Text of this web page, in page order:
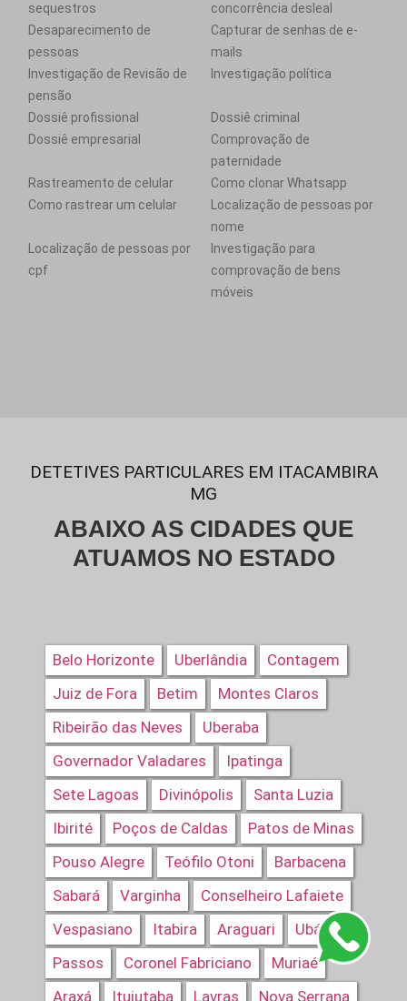
sequestros
concorrência desleal
Desaparecimento de
pessoas
Capturar de senhas de e-
mails
Investigação de Revisão de
pensão
Investigação política
Dossiê profissional
Dossiê criminal
Dossiê empresarial
Comprovação de
paternidade
Rastreamento de celular
Como clonar Whatsapp
Como rastrear um celular
Localização de pessoas por
nome
Localização de pessoas por
cpf
Investigação para
comprovação de bens
móveis
DETETIVES PARTICULARES EM ITACAMBIRA
MG
ABAIXO AS CIDADES QUE
ATUAMOS NO ESTADO
Belo Horizonte Uberlândia
Contagem
Juiz de Fora
Betim
Montes Claros
Ribeirão das Neves
Uberaba
Governador Valadares
Ipatinga
Sete Lagoas
Divinópolis
Santa Luzia
Ibirité
Poços de Caldas
Patos de Minas
Pouso Alegre
Teófilo Otoni
Barbacena
Sabará
Varginha
Conselheiro Lafaiete
Vespasiano
Itabira Araguari
Ubá
Passos
Coronel Fabriciano
Muriaé
Araxá
Ituiutaba Lavras Nova Serrana